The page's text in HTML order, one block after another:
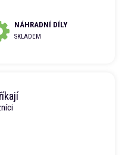
NÁHRADNÍ DÍLY
SKLADEM